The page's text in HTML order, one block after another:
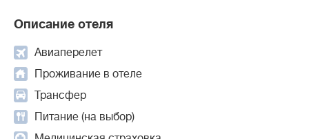
Описание отеля
Авиаперелет
Проживание в отеле
Трансфер
Питание (на выбор)